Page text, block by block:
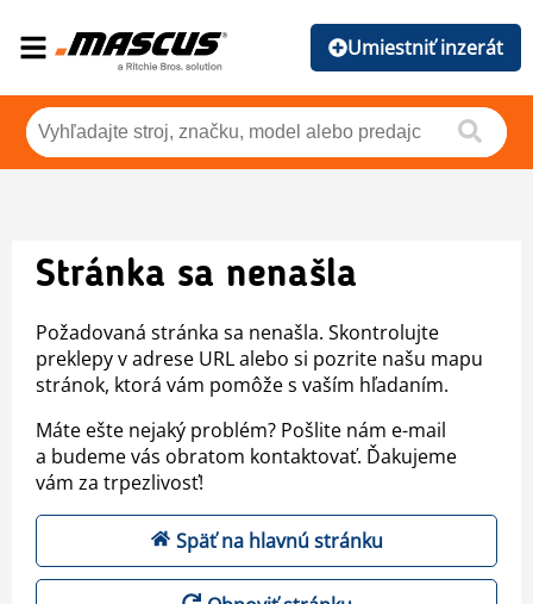
Umiestniť inzerát
Stránka sa nenašla
Požadovaná stránka sa nenašla. Skontrolujte
preklepy v adrese URL alebo si pozrite našu mapu
stránok, ktorá vám pomôže s vaším hľadaním.
Máte ešte nejaký problém? Pošlite nám e-mail
a budeme vás obratom kontaktovať. Ďakujeme
vám za trpezlivosť!
Späť na hlavnú stránku